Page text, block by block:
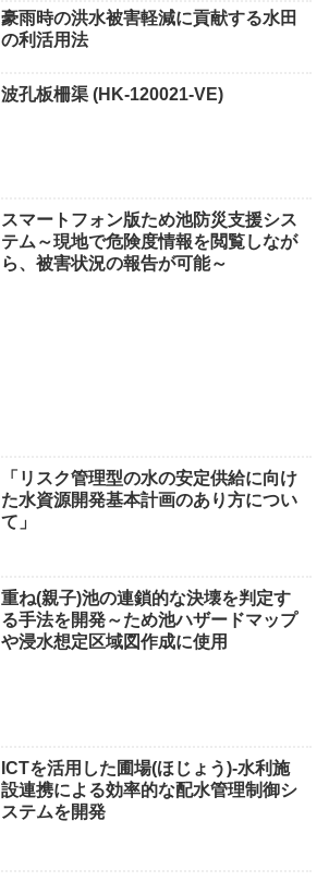
豪雨時の洪水被害軽減に貢献する水田
の利活用法
波孔板柵渠 (HK-120021-VE)
スマートフォン版ため池防災支援シス
テム～現地で危険度情報を閲覧しなが
ら、被害状況の報告が可能～
「リスク管理型の水の安定供給に向け
た水資源開発基本計画のあり方につい
て」
重ね(親子)池の連鎖的な決壊を判定す
る手法を開発～ため池ハザードマップ
や浸水想定区域図作成に使用
ICTを活用した圃場(ほじょう)-水利施
設連携による効率的な配水管理制御シ
ステムを開発